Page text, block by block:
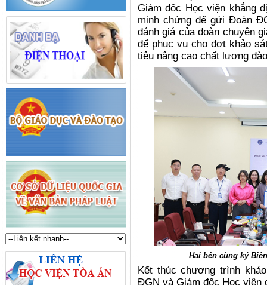
Giám đốc Học viện khẳng
minh chứng để gửi Đoàn
đánh giá của đoàn chuyên
để phục vụ cho đợt khảo
tiêu nâng cao chất lượng
Hai bên cùng ký
Kết thúc chương trình
ĐGN và Giám đốc Học viện